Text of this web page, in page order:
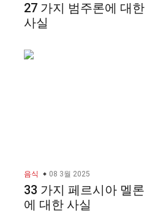
27 가지 범주론에 대한
사실
음식 08 3월 2025
33 가지 페르시아 멜론
에 대한 사실